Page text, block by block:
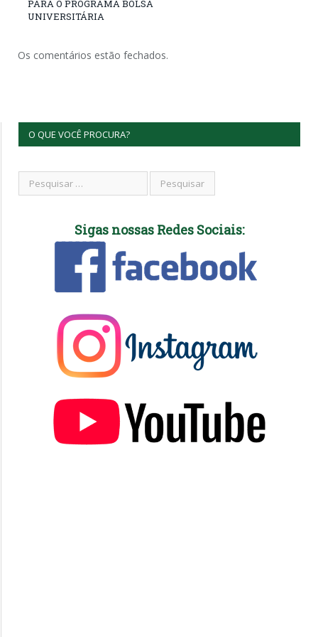
PARA O PROGRAMA BOLSA
UNIVERSITÁRIA
Os comentários estão fechados.
O QUE VOCÊ PROCURA?
Sigas nossas Redes Sociais: